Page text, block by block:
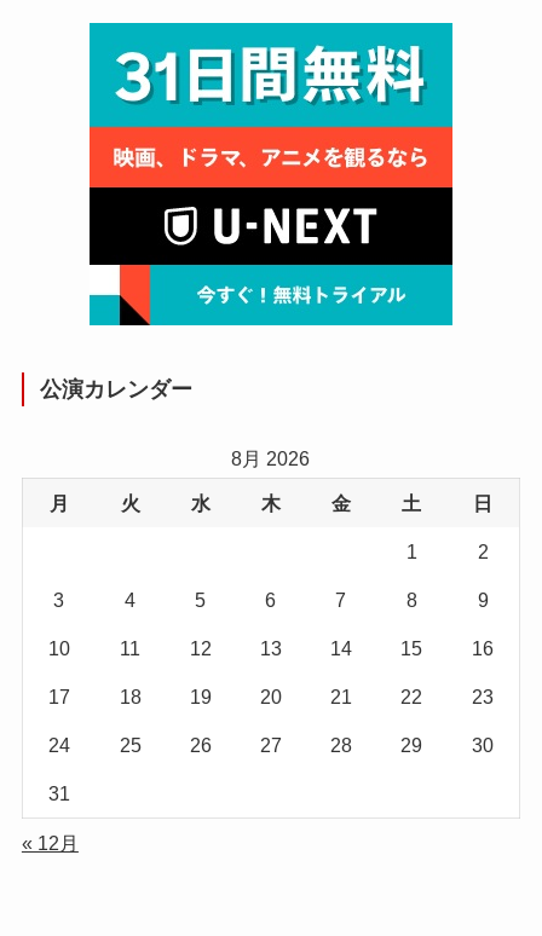
公演カレンダー
8月 2026
月 火 水 木 金 土 日
1 2
3 4 5 6 7 8 9
10 11 12 13 14 15 16
17 18 19 20 21 22 23
24 25 26 27 28 29 30
31
« 12月